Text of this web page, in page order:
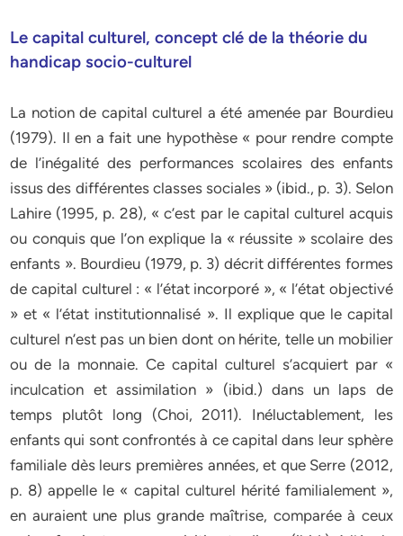
Le capital culturel, concept clé de la théorie du
handicap socio-culturel
La notion de capital culturel a été amenée par Bourdieu
(1979). Il en a fait une hypothèse « pour rendre compte
de l’inégalité des performances scolaires des enfants
issus des différentes classes sociales » (ibid., p. 3). Selon
Lahire (1995, p. 28), « c’est par le capital culturel acquis
ou conquis que l’on explique la « réussite » scolaire des
enfants ». Bourdieu (1979, p. 3) décrit différentes formes
de capital culturel : « l’état incorporé », « l’état objectivé
» et « l’état institutionnalisé ». Il explique que le capital
culturel n’est pas un bien dont on hérite, telle un mobilier
ou de la monnaie. Ce capital culturel s’acquiert par «
inculcation et assimilation » (ibid.) dans un laps de
temps plutôt long (Choi, 2011). Inéluctablement, les
enfants qui sont confrontés à ce capital dans leur sphère
familiale dès leurs premières années, et que Serre (2012,
p. 8) appelle le « capital culturel hérité familialement »,
en auraient une plus grande maîtrise, comparée à ceux